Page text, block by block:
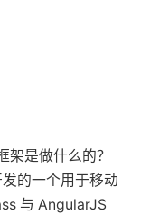
架是做什么的？
的一个用于移动
与 AngularJS